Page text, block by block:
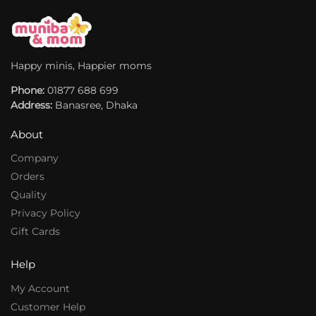
t
i
e
:
Happy minis, Happier moms
Phone: 01877 688 699
Address: Banasree, Dhaka
About
Company
Orders
Quality
Privacy Policy
Gift Cards
Help
My Account
Customer Help